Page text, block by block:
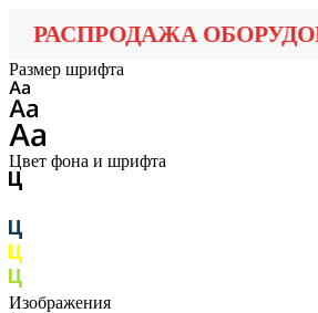
Размер шрифта
Цвет фона и шрифта
Изображения